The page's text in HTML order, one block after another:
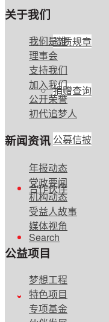
资质规章
捐赠查询
公募信披
合作伙伴
Search
关于我们
我们是谁
理事会
支持我们
加入我们
公开荣誉
初代追梦人
新闻资讯
年报动态
党政要闻
机构动态
受益人故事
媒体视角
公益项目
梦想工程
特色项目
专项基金